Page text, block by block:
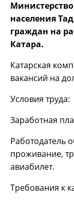
населения
граждан на
Катара.
Катарская
вакансий на
Условия труда:
Заработная
Работодатель
проживание,
авиабилет.
Требования к